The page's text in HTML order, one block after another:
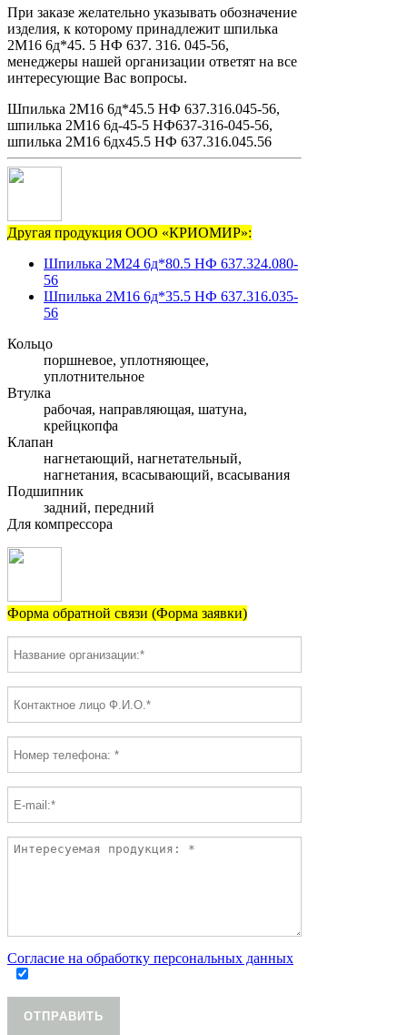
При заказе желательно указывать обозначение
изделия, к которому принадлежит шпилька
2М16 6д*45. 5 НФ 637. 316. 045-56,
менеджеры нашей организации ответят на все
интересующие Вас вопросы.
Шпилька 2М16 6д*45.5 НФ 637.316.045-56,
шпилька 2М16 6д-45-5 НФ637-316-045-56,
шпилька 2М16 6дх45.5 НФ 637.316.045.56
Другая продукция ООО «КРИОМИР»:
Шпилька 2М24 6д*80.5 НФ 637.324.080-
56
Шпилька 2М16 6д*35.5 НФ 637.316.035-
56
Кольцо
поршневое, уплотняющее,
уплотнительное
Втулка
рабочая, направляющая, шатуна,
крейцкопфа
Клапан
нагнетающий, нагнетательный,
нагнетания, всасывающий, всасывания
Подшипник
задний, передний
Для компрессора
Форма обратной связи (Форма заявки)
Согласие на обработку персональных данных
ОТПРАВИТЬ